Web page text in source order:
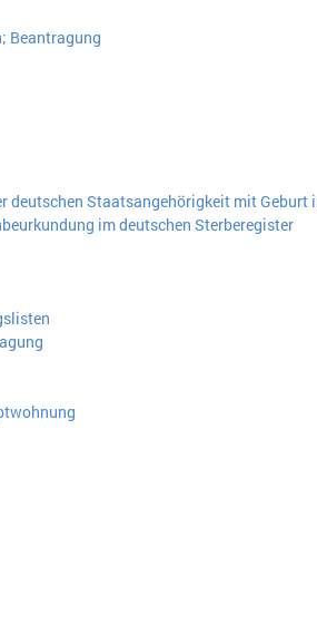
Beantragung
deutschen Staatsangehörigkeit mit Geburt
im deutschen Sterberegister